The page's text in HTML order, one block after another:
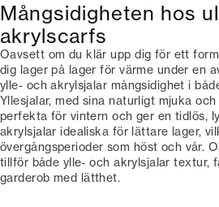
Mångsidigheten hos
akrylscarfs
Oavsett om du klär upp dig för ett
dig lager på lager för värme under en
ylle- och akrylsjalar mångsidighet i
Yllesjalar, med sina naturligt mjuka
perfekta för vintern och ger en tidlös,
akrylsjalar idealiska för lättare lager,
övergångsperioder som höst och vår.
tillför både ylle- och akrylsjalar textur,
garderob med lätthet.